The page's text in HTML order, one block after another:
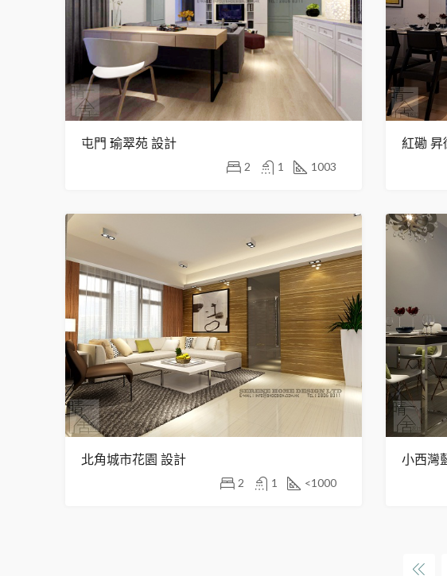
屯門 瑜翠苑 設計
2 1 1003
紅磡 昇
北角城市花園 設計
2 1 <1000
小西灣